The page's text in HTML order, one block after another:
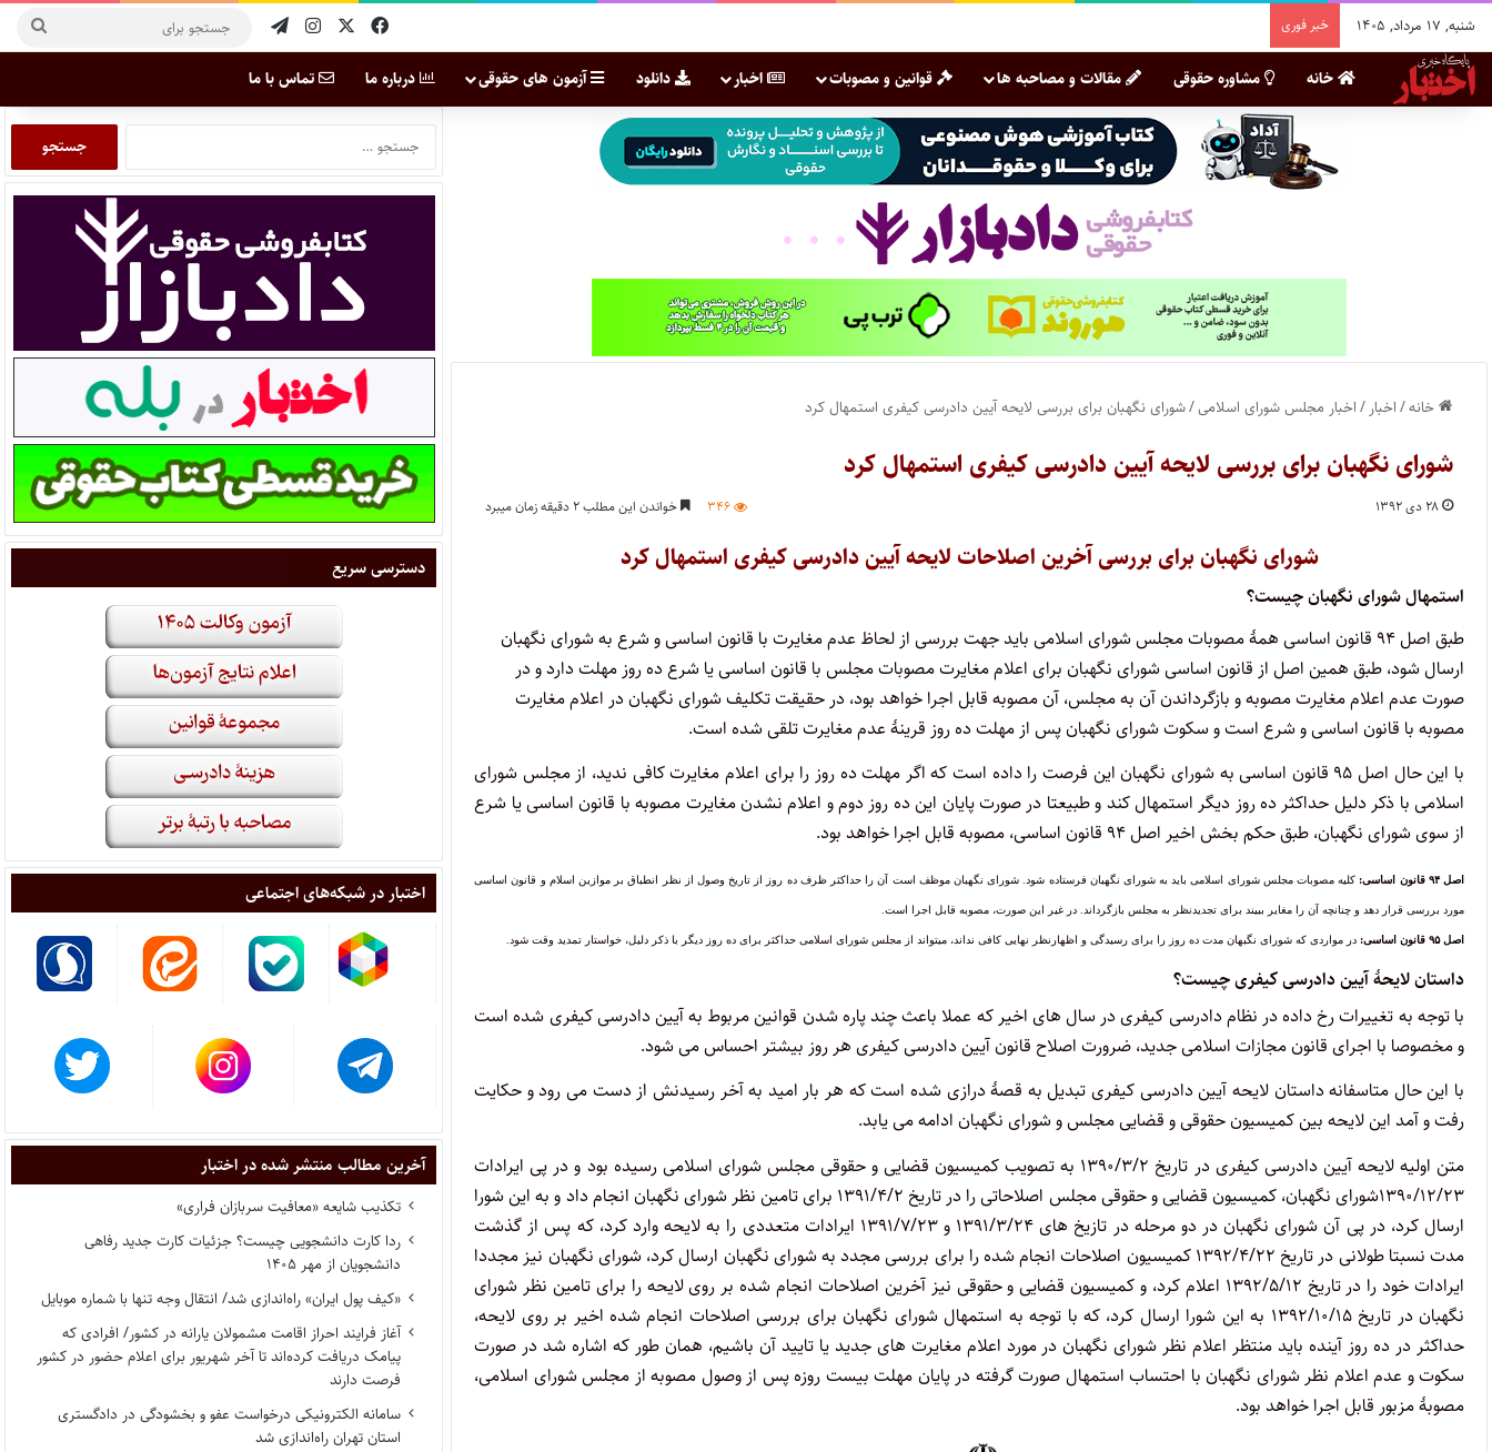
شنبه, ۱۷ مرداد, ۱۴۰۵ خبر فوری
خانه مشاوره حقوقی مقالات و مصاحبه ها قوانین و مصوبات اخبار دانلود آزمون های حقوقی درباره ما تماس با ما
خانه/اخبار /اخبار مجلس شورای اسلامی/شورای نگهبان برای بررسی لایحه آیین دادرسی کیفری استمهال کرد
شورای نگهبان برای بررسی لایحه آیین دادرسی کیفری استمهال کرد
۲۸ دی ۱۳۹۲ ۳۴۶ خواندن این مطلب ۲ دقیقه زمان میبرد
شورای نگهبان برای بررسی آخرین اصلاحات لایحه آیین دادرسی کیفری استمهال کرد
استمهال شورای نگهبان چیست؟
طبق اصل ۹۴ قانون اساسی همۀ مصوبات مجلس شورای اسلامی باید جهت بررسی از لحاظ عدم مغایرت با قانون اساسی و شرع به شورای نگهبان
ارسال شود، طبق همین اصل از قانون اساسی شورای نگهبان برای اعلام مغایرت مصوبات مجلس با قانون اساسی یا شرع ده روز مهلت دارد و در
صورت عدم اعلام مغایرت مصوبه و بازگرداندن آن به مجلس، آن مصوبه قابل اجرا خواهد بود، در حقیقت تکلیف شورای نگهبان در اعلام مغایرت
مصوبه با قانون اساسی و شرع است و سکوت شورای نگهبان پس از مهلت ده روز قرینۀ عدم مغایرت تلقی شده است.
با این حال اصل ۹۵ قانون اساسی به شورای نگهبان این فرصت را داده است که اگر مهلت ده روز را برای اعلام مغایرت کافی ندید، از مجلس شورای
اسلامی با ذکر دلیل حداکثر ده روز دیگر استمهال کند و طبیعتا در صورت پایان این ده روز دوم و اعلام نشدن مغایرت مصوبه با قانون اساسی یا شرع
از سوی شورای نگهبان، طبق حکم بخش اخیر اصل ۹۴ قانون اساسی، مصوبه قابل اجرا خواهد بود.
اصل ۹۴ قانون اساسی: کلیه‏ مصوبات‏ مجلس‏ شورای‏ اسلامی‏ باید به‏ شورای‏ نگهبان‏ فرستاده‏ شود. شورای‏ نگهبان‏ موظف‏ است‏ آن‏ را حداکثر ظرف‏ ده‏ روز از تاریخ‏ وصول‏ از نظر انطباق‏ بر موازین‏ اسلام‏ و قانون‏ اساسی‏
مورد بررسی‏ قرار دهد و چنانچه‏ آن‏ را مغایر ببیند برای‏ تجدیدنظر به‏ مجلس‏ بازگرداند. در غیر این‏ صورت،‏ مصوبه‏ قابل‏ اجرا است‏.
اصل ۹۵ قانون اساسی: در مواردی‏ که‏ شورای‏ نگبهان‏ مدت‏ ده‏ روز را برای‏ رسیدگی‏ و اظهارنظر نهایی‏ کافی‏ نداند، می‏­تواند از مجلس‏ شورای‏ اسلامی‏ حداکثر برای‏ ده‏ روز دیگر با ذکر دلیل،‏ خواستار تمدید وقت‏ شود.
داستان لایحۀ آیین دادرسی کیفری چیست؟
با توجه به تغییرات رخ داده در نظام دادرسی کیفری در سال های اخیر که عملا باعث چند پاره شدن قوانین مربوط به آیین دادرسی کیفری شده است
و مخصوصا با اجرای قانون مجازات اسلامی جدید، ضرورت اصلاح قانون آیین دادرسی کیفری هر روز بیشتر احساس می شود.
با این حال متاسفانه داستان لایحه آیین دادرسی کیفری تبدیل به قصۀ درازی شده است که هر بار امید به آخر رسیدنش از دست می رود و حکایت
رفت و آمد این لایحه بین کمیسیون حقوقی و قضایی مجلس و شورای نگهبان ادامه می یابد.
متن اولیه لایحه آیین دادرسی کیفری در تاریخ ۱۳۹۰/۳/۲ به تصویب کمیسیون قضایی و حقوقی مجلس شورای اسلامی رسیده بود و در پی ایرادات
۱۳۹۰/۱۲/۲۳شورای نگهبان، کمیسیون قضایی و حقوقی مجلس اصلاحاتی را در تاریخ ۱۳۹۱/۴/۲ برای تامین نظر شورای نگهبان انجام داد و به این شورا
ارسال کرد، در پی آن شورای نگهبان در دو مرحله در تازیخ های ۱۳۹۱/۳/۲۴ و ۱۳۹۱/۷/۲۳ ایرادات متعددی را به لایحه وارد کرد، که پس از گذشت
مدت نسبتا طولانی در تاریخ ۱۳۹۲/۴/۲۲ کمیسیون اصلاحات انجام شده را برای بررسی مجدد به شورای نگهبان ارسال کرد، شورای نگهبان نیز مجددا
ایرادات خود را در تاریخ ۱۳۹۲/۵/۱۲ اعلام کرد، و کمیسیون قضایی و حقوقی نیز آخرین اصلاحات انجام شده بر روی لایحه را برای تامین نظر شورای
نگهبان در تاریخ ۱۳۹۲/۱۰/۱۵ به این شورا ارسال کرد، که با توجه به استمهال شورای نگهبان برای بررسی اصلاحات انجام شده اخیر بر روی لایحه،
حداکثر در ده روز آینده باید منتظر اعلام نظر شورای نگهبان در مورد اعلام مغایرت های جدید یا تایید آن باشیم، همان طور که اشاره شد در صورت
سکوت و عدم اعلام نظر شورای نگهبان با احتساب استمهال صورت گرفته در پایان مهلت بیست روزه پس از وصول مصوبه از مجلس شورای اسلامی،
مصوبۀ مزبور قابل اجرا خواهد بود.
دسترسی سریع
اختبار در شبکه‌های اجتماعی
آخرین مطالب منتشر شده در اختبار
تکذیب شایعه «معافیت سربازان فراری»
ردا کارت دانشجویی چیست؟ جزئیات کارت جدید رفاهی
دانشجویان از مهر ۱۴۰۵
«کیف پول ایران» راه‌اندازی شد/ انتقال وجه تنها با شماره موبایل
آغاز فرایند احراز اقامت مشمولان یارانه در کشور/ افرادی که
پیامک دریافت کرده‌اند تا آخر شهریور برای اعلام حضور در کشور
فرصت دارند
سامانه الکترونیکی درخواست عفو و بخشودگی در دادگستری
استان تهران راه‌اندازی شد